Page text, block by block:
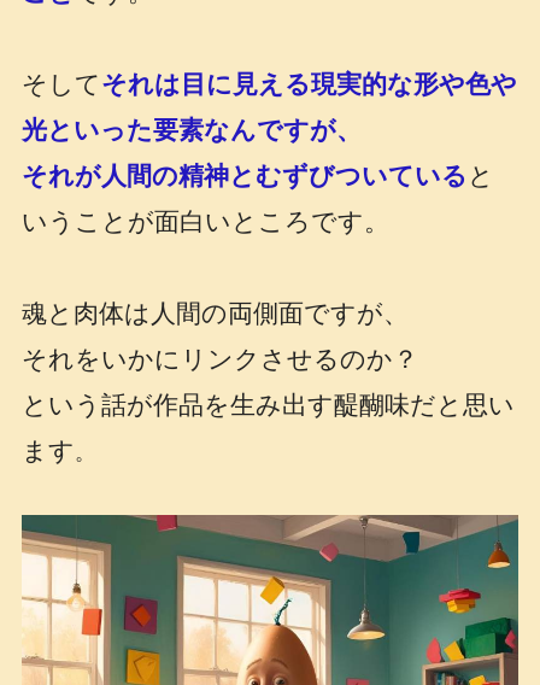
そしてそれは目に見える現実的な形や色や
光といった要素なんですが、
それが人間の精神とむずびついている と
いうことが面白いところです。
魂と肉体は人間の両側面ですが、
それをいかにリンクさせるのか？
という話が作品を生み出す醍醐味だと思い
ます。